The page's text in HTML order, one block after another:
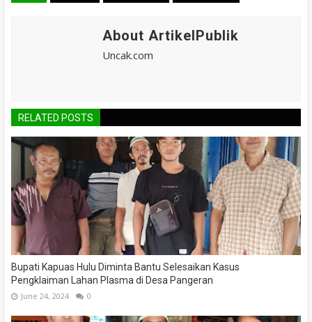
About ArtikelPublik
Uncak.com
RELATED POSTS
Bupati Kapuas Hulu Diminta Bantu Selesaikan Kasus
Pengklaiman Lahan Plasma di Desa Pangeran
June 24, 2024 0